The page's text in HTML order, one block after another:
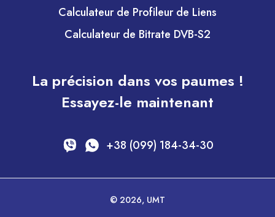
Calculateur de Profileur de Liens
Calculateur de Bitrate DVB-S2
La précision dans vos paumes !
Essayez-le maintenant
+38 (099) 184-34-30
© 2026, UMT